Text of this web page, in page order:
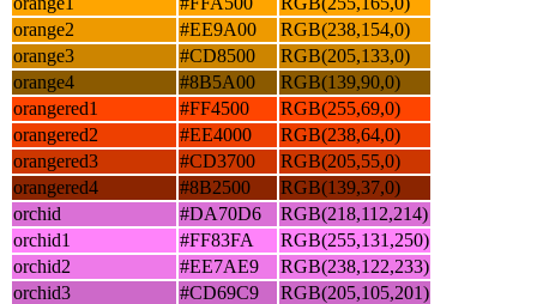
orange2
#EE9A00
RGB(238,154,0)
orange3
#CD8500
RGB(205,133,0)
orange4
#8B5A00
RGB(139,90,0)
orangered1
#FF4500
RGB(255,69,0)
orangered2
#EE4000
RGB(238,64,0)
orangered3
#CD3700
RGB(205,55,0)
orangered4
#8B2500
RGB(139,37,0)
orchid
#DA70D6
RGB(218,112,214)
orchid1
#FF83FA
RGB(255,131,250)
orchid2
#EE7AE9
RGB(238,122,233)
orchid3
#CD69C9
RGB(205,105,201)